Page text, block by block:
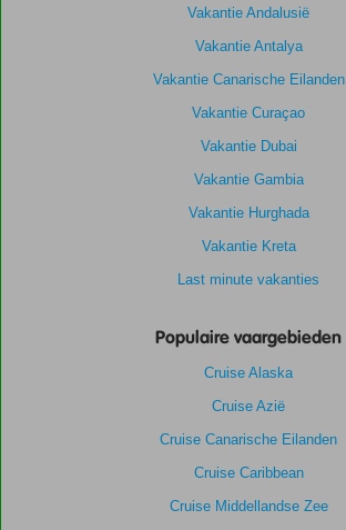
Vakantie Andalusië
Vakantie Antalya
Vakantie Canarische Eilanden
Vakantie Curaçao
Vakantie Dubai
Vakantie Gambia
Vakantie Hurghada
Vakantie Kreta
Last minute vakanties
Populaire vaargebieden
Cruise Alaska
Cruise Azië
Cruise Canarische Eilanden
Cruise Caribbean
Cruise Middellandse Zee